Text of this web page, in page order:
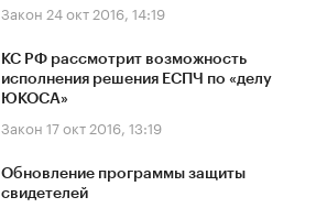
Закон 24 окт 2016, 14:19
КС РФ рассмотрит возможность
исполнения решения ЕСПЧ по «делу
ЮКОСА»
Закон 17 окт 2016, 13:19
Обновление программы защиты
свидетелей